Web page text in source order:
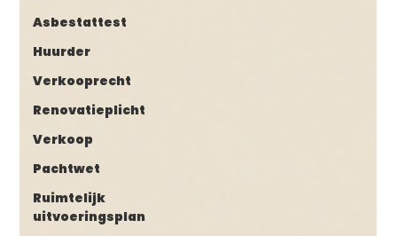
Asbestattest
Huurder
Verkooprecht
Renovatieplicht
Verkoop
Pachtwet
Ruimtelijk
uitvoeringsplan